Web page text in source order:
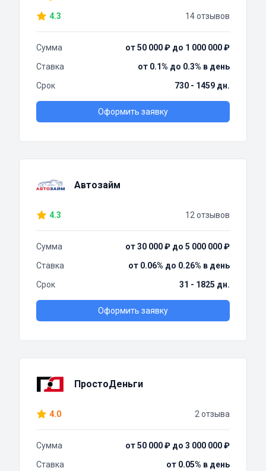
4.3 14 отзывов
Сумма
от 50 000 ₽ до 1 000 000 ₽
Ставка
от 0.1% до 0.3% в день
Срок
730 - 1459 дн.
Оформить заявку
Автозайм
4.3 12 отзывов
Сумма
от 30 000 ₽ до 5 000 000 ₽
Ставка
от 0.06% до 0.26% в день
Срок
31 - 1825 дн.
Оформить заявку
ПростоДеньги
4.0 2 отзыва
Сумма
от 50 000 ₽ до 3 000 000 ₽
Ставка
от 0.05% в день